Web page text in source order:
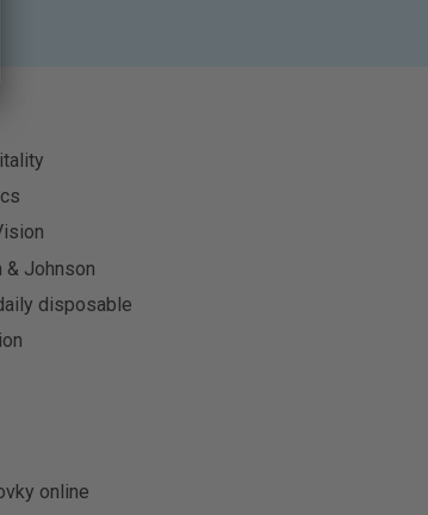
& Johnson
disposable
online